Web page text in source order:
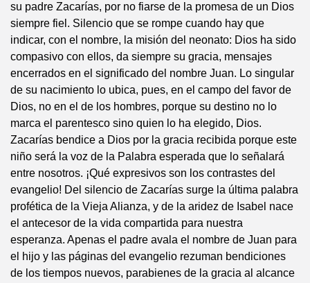
su padre Zacarías, por no fiarse de la promesa de un Dios
siempre fiel. Silencio que se rompe cuando hay que
indicar, con el nombre, la misión del neonato: Dios ha sido
compasivo con ellos, da siempre su gracia, mensajes
encerrados en el significado del nombre Juan. Lo singular
de su nacimiento lo ubica, pues, en el campo del favor de
Dios, no en el de los hombres, porque su destino no lo
marca el parentesco sino quien lo ha elegido, Dios.
Zacarías bendice a Dios por la gracia recibida porque este
niño será la voz de la Palabra esperada que lo señalará
entre nosotros. ¡Qué expresivos son los contrastes del
evangelio! Del silencio de Zacarías surge la última palabra
profética de la Vieja Alianza, y de la aridez de Isabel nace
el antecesor de la vida compartida para nuestra
esperanza. Apenas el padre avala el nombre de Juan para
el hijo y las páginas del evangelio rezuman bendiciones
de los tiempos nuevos, parabienes de la gracia al alcance